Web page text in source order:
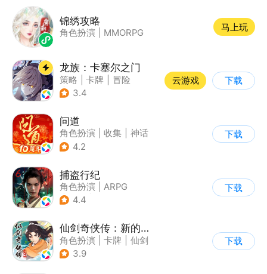
锦绣攻略
角色扮演 MMORPG
马上玩
龙族：卡塞尔之门
策略 卡牌
冒险
| 龙族
3.4
云游戏 下载
问道
角色扮演 收集
神话
| 宠物
4.2
下载
捕盗行纪
角色扮演
ARPG
| 武侠
4.4
下载
仙剑奇侠传：新的开始
角色扮演 卡牌
仙剑
| 剧情
3.9
下载